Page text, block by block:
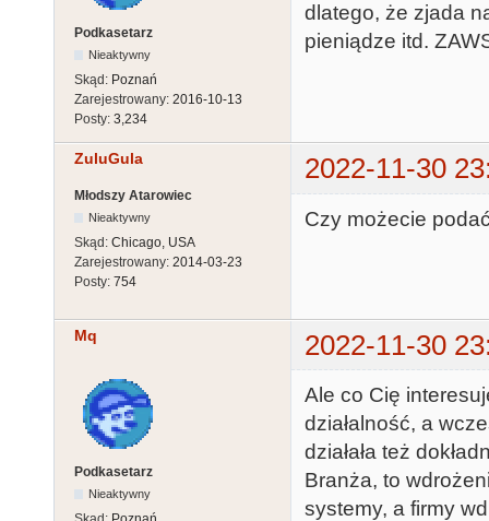
Podkasetarz
Nieaktywny
Skąd: Poznań
Zarejestrowany: 2016-10-13
Posty: 3,234
dlatego, że zjada
pieniądze itd.
ZuluGula 2022-11-30
Młodszy Atarowiec
Nieaktywny
Skąd: Chicago, USA
Zarejestrowany: 2014-03-23
Posty: 754
Czy możecie
Mq 2022-11-30
Podkasetarz
Nieaktywny
Ale co Cię
działalność, a
działała też
Branża, to
systemy, a firmy